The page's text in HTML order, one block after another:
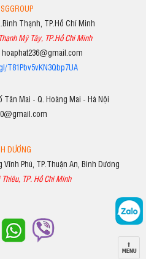
Thạnh, TP.Hồ Chí Minh
Mỹ Tây, TP.Hồ Chí Minh
hoaphat236@gmail.com
T81Pbv5vKN3Qbp7UA
Mai - Q. Hoàng Mai - Hà Nội
DƯƠNG
Phú, TP.Thuận An, Bình Dương
TP. Hồ Chí Minh